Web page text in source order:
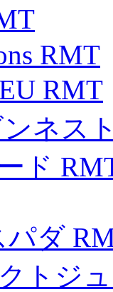
RMT
RMT
ネス
ド
パダ
トジ